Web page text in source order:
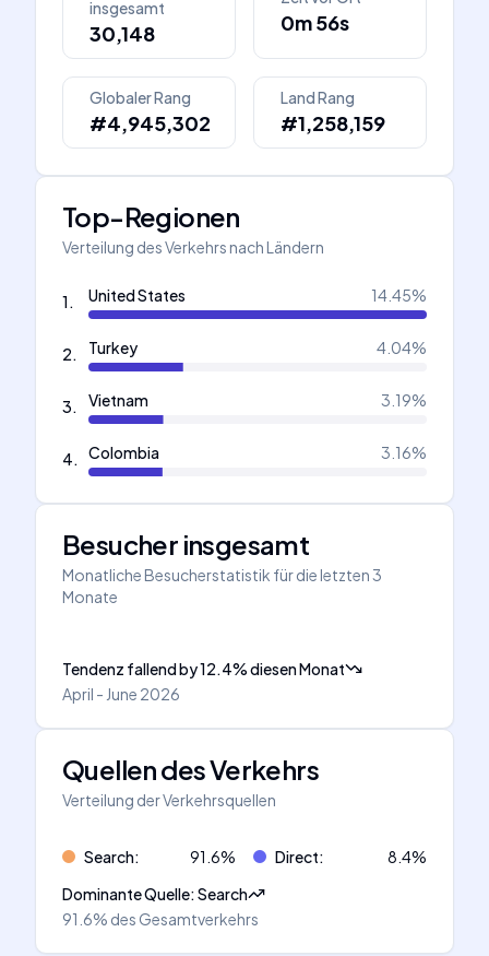
insgesamt
30,148 0m 56s
Globaler Rang
#4,945,302
Land Rang
#1,258,159
Top-Regionen
Verteilung des Verkehrs nach Ländern
1. United States 14.45%
2. Turkey 4.04%
3. Vietnam 3.19%
4. Colombia 3.16%
Besucher insgesamt
Monatliche Besucherstatistik für die letzten 3
Monate
Tendenz fallendby12.4%diesen Monat
April - June 2026
Quellen des Verkehrs
Verteilung der Verkehrsquellen
Search: 91.6% Direct: 8.4%
Dominante Quelle:Search
91.6% des Gesamtverkehrs